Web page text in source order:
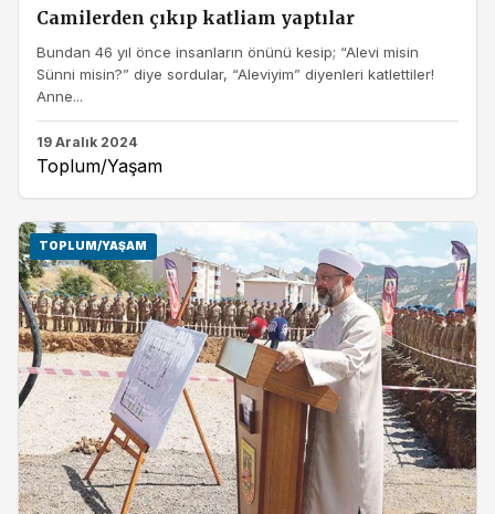
Camilerden çıkıp katliam yaptılar
Bundan 46 yıl önce insanların önünü kesip; “Alevi misin
Sünni misin?” diye sordular, “Aleviyim” diyenleri katlettiler!
Anne...
19 Aralık 2024
Toplum/Yaşam
TOPLUM/YAŞAM